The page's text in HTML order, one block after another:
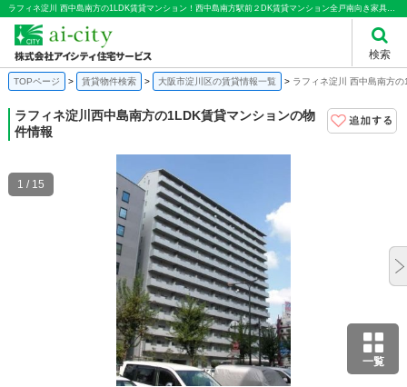
検索
ラフィネ淀川 西中島南方の1LDK賃貸マンション！西中島南方駅前２DK賃貸マンション全戸南向き家具家電相談転勤者向け｜株式会社アイシティ住宅サービス
TOPページ 賃貸物件検索 大阪市淀川区の賃貸情報一覧 ラフィネ淀川 西中島南方
ラフィネ淀川 西中島南方の1LDK賃貸マンションの物
件情報
一覧
1 / 15